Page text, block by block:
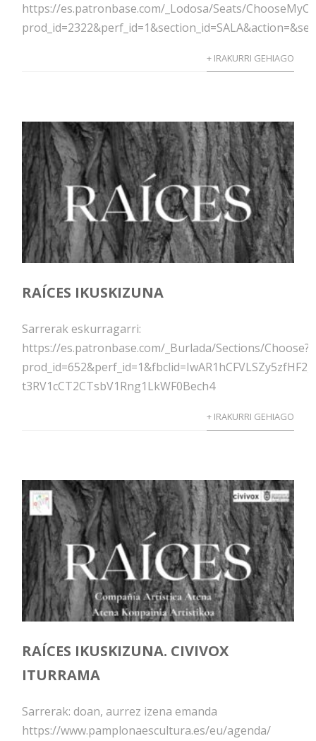
https://es.patronbase.com/_Lodosa/Seats/
+ IRAKURRI GEHIAGO
RAÍCES IKUSKIZUNA
Sarrerak eskurragarri:
https://es.patronbase.com/_Burlada/Sections/Choose?
t3RV1cCT2CTsbV1Rng1LkWF0Bech4
+ IRAKURRI GEHIAGO
RAÍCES IKUSKIZUNA. CIVIVOX
ITURRAMA
Sarrerak: doan, aurrez izena emanda
https://www.pamplonaescultura.es/eu/agenda/